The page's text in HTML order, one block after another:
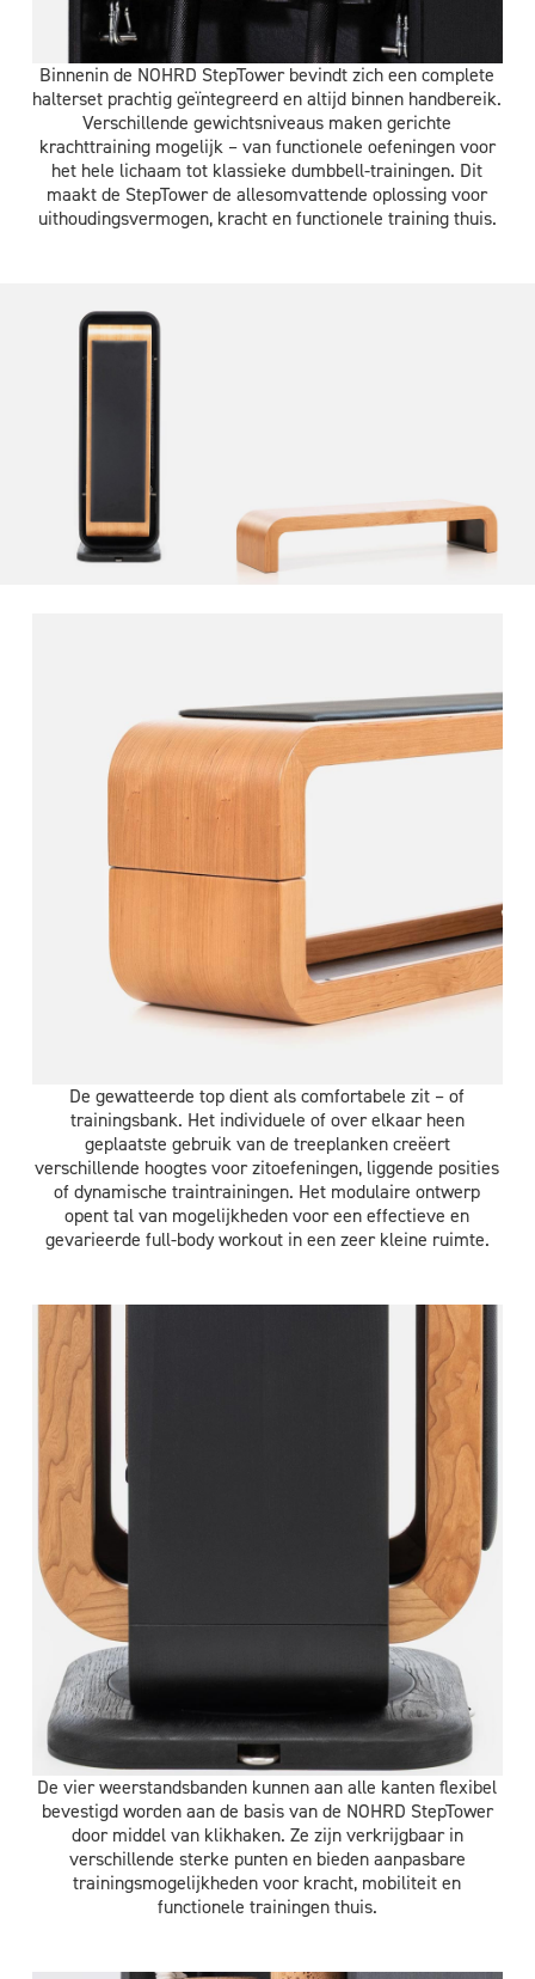
Binnenin de NOHRD StepTower bevindt zich een complete
halterset prachtig geïntegreerd en altijd binnen handbereik.
Verschillende gewichtsniveaus maken gerichte
krachttraining mogelijk – van functionele oefeningen voor
het hele lichaam tot klassieke dumbbell-trainingen. Dit
maakt de StepTower de allesomvattende oplossing voor
uithoudingsvermogen, kracht en functionele training thuis.
De gewatteerde top dient als comfortabele zit – of
trainingsbank. Het individuele of over elkaar heen
geplaatste gebruik van de treeplanken creëert
verschillende hoogtes voor zitoefeningen, liggende posities
of dynamische traintrainingen. Het modulaire ontwerp
opent tal van mogelijkheden voor een effectieve en
gevarieerde full-body workout in een zeer kleine ruimte.
De vier weerstandsbanden kunnen aan alle kanten flexibel
bevestigd worden aan de basis van de NOHRD StepTower
door middel van klikhaken. Ze zijn verkrijgbaar in
verschillende sterke punten en bieden aanpasbare
trainingsmogelijkheden voor kracht, mobiliteit en
functionele trainingen thuis.